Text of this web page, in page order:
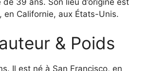
39 ans. Son lieu d’origine est
en Californie, aux États-Unis.
& Poids
Il est né à San Francisco, en